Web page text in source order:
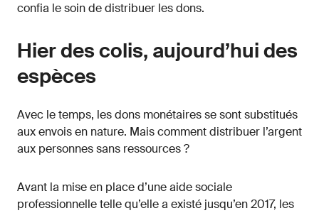
confia le soin de distribuer les dons.
Hier des colis, aujourd’hui des
espèces
Avec le temps, les dons monétaires se sont substitués
aux envois en nature. Mais comment distribuer l’argent
aux personnes sans ressources ?
Avant la mise en place d’une aide sociale
professionnelle telle qu’elle a existé jusqu’en 2017, les